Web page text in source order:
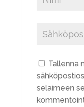
Tallenna
selaimeen